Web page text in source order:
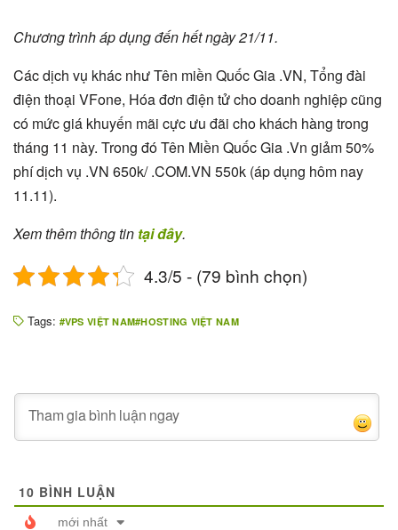
Chương trình áp dụng đến hết ngày 21/11.
Các dịch vụ khác như Tên miền Quốc Gia .VN, Tổng đài
điện thoại VFone, Hóa đơn điện tử cho doanh nghiệp cũng
có mức giá khuyến mãi cực ưu đãi cho khách hàng trong
tháng 11 này. Trong đó Tên Miền Quốc Gia .Vn giảm 50%
phí dịch vụ .VN 650k/ .COM.VN 550k (áp dụng hôm nay
11.11).
Xem thêm thông tin tại đây.
4.3/5 - (79 bình chọn)
Tags: VPS VIỆT NAM HOSTING VIỆT NAM
10 BÌNH LUẬN
mới nhất